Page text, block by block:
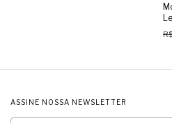
ASSINE NOSSA NEWSLETTER